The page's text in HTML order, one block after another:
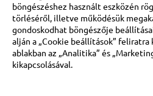
böngészéshez használt eszközén
törléséről, illetve működésük
gondoskodhat böngészője
alján a „Cookie beállítások”
ablakban az „Analitika” és
kikapcsolásával.